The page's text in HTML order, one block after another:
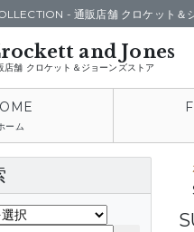
店舗 クロケット＆ジョーンズストア
- 通販店舗 クロケット＆
ーム